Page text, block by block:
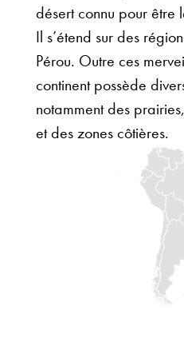
désert connu pour être
Il s’étend sur des
Pérou. Outre ces
continent possède
notamment des
et des zones côtières.